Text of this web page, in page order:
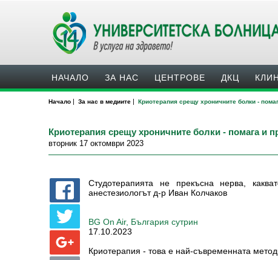
НАЧАЛО ЗА НАС ЦЕНТРОВЕ ДКЦ
Начало | За нас в медиите | Криотерапия срещу хроничните болки -
Криотерапия срещу хроничните болки - помага и
вторник 17 октомври 2023
Студотерапията не прекъсна нерва,
анестезиологът д-р Иван Колчаков
BG On Air, България сутрин
17.10.2023
Криотерапия - това е най-съвременната